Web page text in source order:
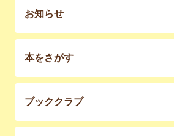
お知らせ
本をさがす
ブッククラブ